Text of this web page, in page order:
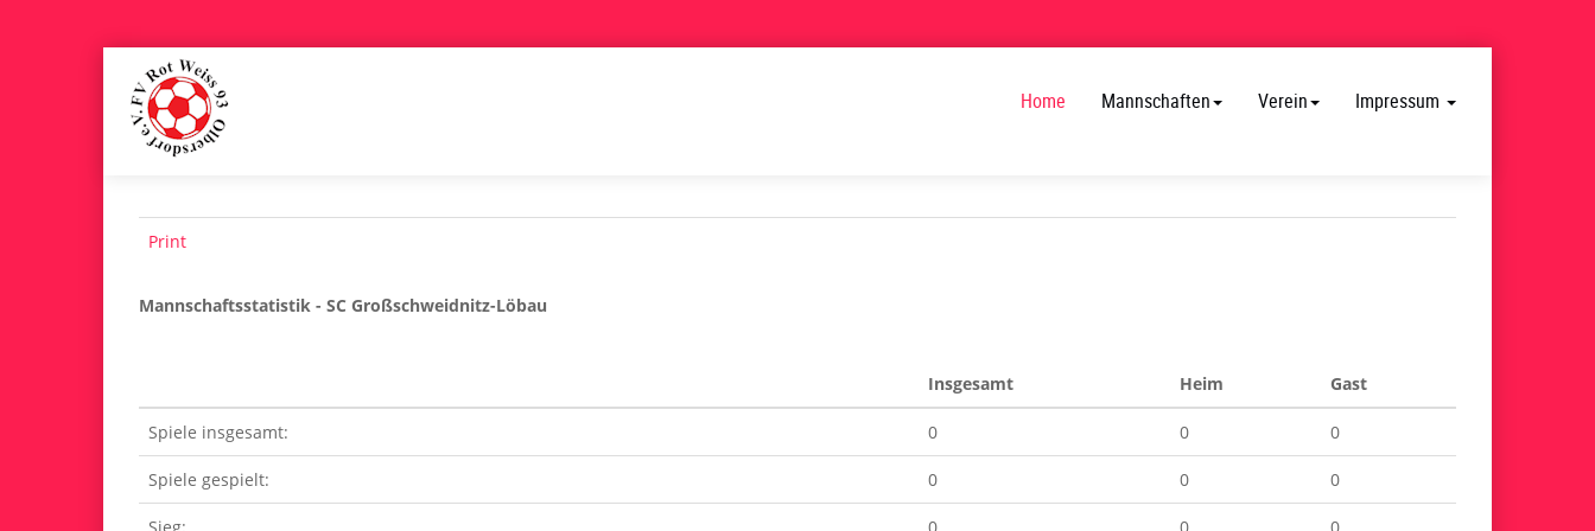
Home Mannschaften Verein Impressum
Print
Mannschaftsstatistik - SC Großschweidnitz-Löbau
Insgesamt Heim Gast
Spiele insgesamt: 0 0 0
Spiele gespielt: 0 0 0
Sieg: 0 0 0